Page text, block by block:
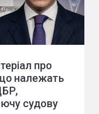
про
належать
судову